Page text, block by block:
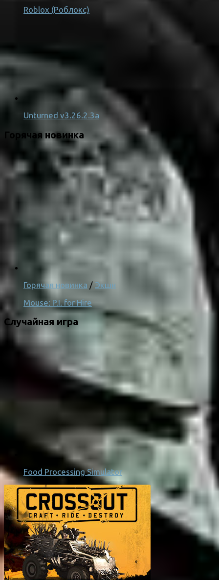
Roblox (Роблокс)
Unturned v3.26.2.3a
Горячая новинка
Горячая новинка / Экшн
Mouse: P.I. for Hire
Случайная игра
Food Processing Simulator